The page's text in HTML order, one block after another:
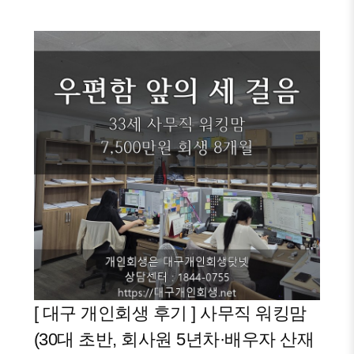
[ 대구 개인회생 후기 ] 사무직 워킹맘
(30대 초반, 회사원 5년차·배우자 산재